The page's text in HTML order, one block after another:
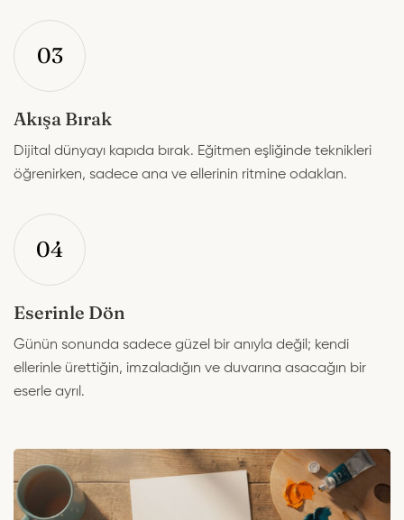
03
Akışa Bırak
Dijital dünyayı kapıda bırak. Eğitmen eşliğinde teknikleri
öğrenirken, sadece ana ve ellerinin ritmine odaklan.
04
Eserinle Dön
Günün sonunda sadece güzel bir anıyla değil; kendi
ellerinle ürettiğin, imzaladığın ve duvarına asacağın bir
eserle ayrıl.